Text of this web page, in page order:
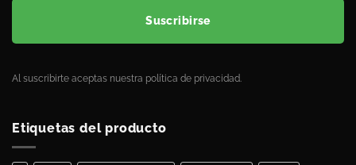
Suscribirse
Al suscribirte aceptas nuestra política de privacidad.
Etiquetas del producto